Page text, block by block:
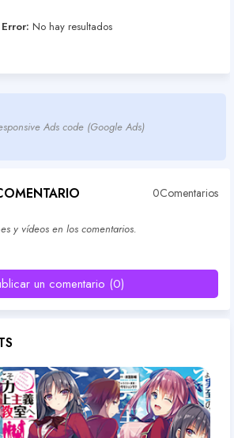
Error: No hay resultados
Ads code (Google Ads)
0Comentarios
y vídeos en los comentarios.
un comentario (0)